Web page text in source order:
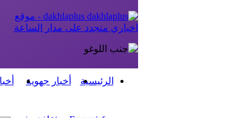
dakhlaplus - موقع
اخباري متجدد على مدار الساعة
الرئيسية أخبار جهوية